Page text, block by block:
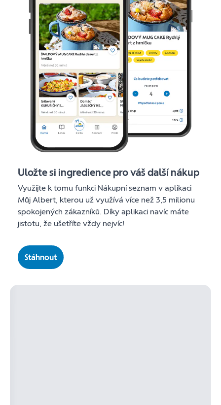
Uložte si ingredience pro váš další nákup
Využijte k tomu funkci Nákupní seznam v aplikaci
Můj Albert, kterou už využívá více než 3,5 milionu
spokojených zákazníků. Díky aplikaci navíc máte
jistotu, že ušetříte vždy nejvíc!
Stáhnout